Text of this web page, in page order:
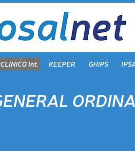
GHIPS
KEEPER
Int.